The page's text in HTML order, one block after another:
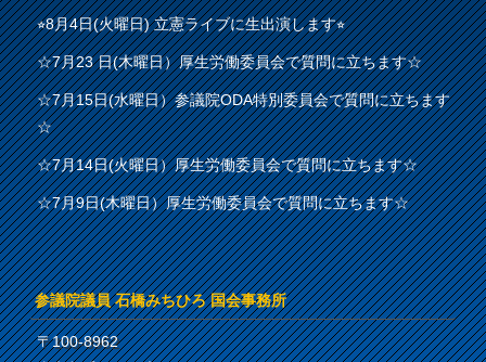
⭐︎8月4日(火曜日) 立憲ライブに生出演します⭐︎
☆7月23 日(木曜日）厚生労働委員会で質問に立ちます☆
☆7月15日(水曜日）参議院ODA特別委員会で質問に立ちます
☆
☆7月14日(火曜日）厚生労働委員会で質問に立ちます☆
☆7月9日(木曜日）厚生労働委員会で質問に立ちます☆
参議院議員 石橋みちひろ 国会事務所
〒100-8962